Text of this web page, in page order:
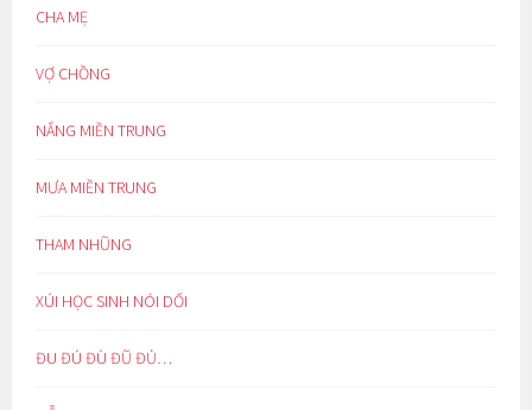
CHA MẸ
VỢ CHỒNG
NẮNG MIỀN TRUNG
MƯA MIỀN TRUNG
THAM NHŨNG
XÚI HỌC SINH NÓI DỐI
ĐU ĐÚ ĐÙ ĐŨ ĐỦ…